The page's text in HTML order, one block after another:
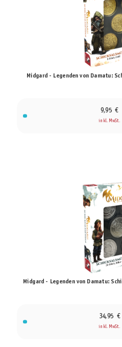
Midgard - Legenden von Damatu:
9,95 €
inkl. MwSt.
Midgard - Legenden von Damatu:
34,95 €
inkl. MwSt.